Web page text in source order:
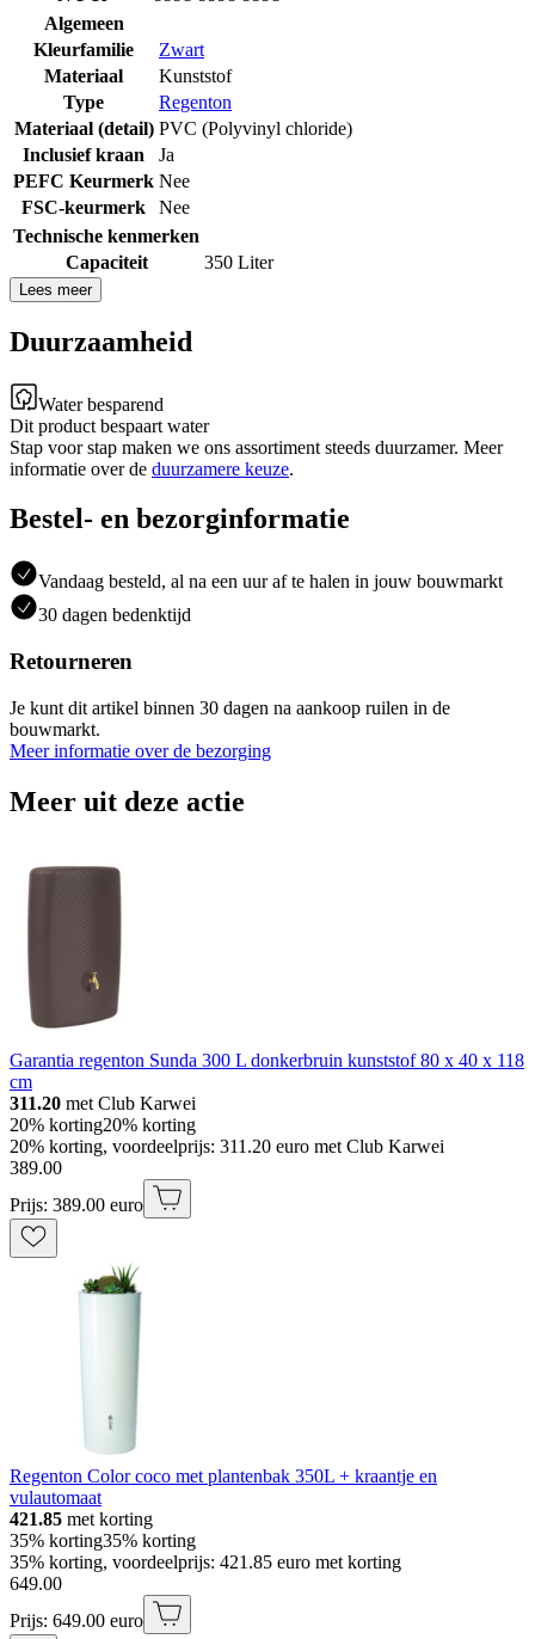
Algemeen
Kleurfamilie
Zwart
Materiaal
Kunststof
Type
Regenton
Materiaal (detail) PVC (Polyvinyl chloride)
Inclusief kraan
Ja
PEFC Keurmerk Nee
FSC-keurmerk
Nee
Technische kenmerken
Capaciteit
350 Liter
Lees meer
Duurzaamheid
Water besparend
Dit product bespaart water
Stap voor stap maken we ons assortiment steeds duurzamer. Meer
informatie over de duurzamere keuze.
Bestel- en bezorginformatie
Vandaag besteld, al na een uur af te halen in jouw bouwmarkt
30 dagen bedenktijd
Retourneren
Je kunt dit artikel binnen 30 dagen na aankoop ruilen in de
bouwmarkt.
Meer informatie over de bezorging
Meer uit deze actie
Garantia regenton Sunda 300 L donkerbruin kunststof 80 x 40 x 118
cm
311.20 met Club Karwei
20% korting20% korting
20% korting, voordeelprijs: 311.20 euro met Club Karwei
389.00
Prijs: 389.00 euro
Regenton Color coco met plantenbak 350L + kraantje en
vulautomaat
421.85 met korting
35% korting35% korting
35% korting, voordeelprijs: 421.85 euro met korting
649.00
Prijs: 649.00 euro